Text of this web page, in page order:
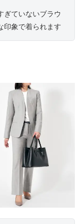
ぎていないブラウ
印象で着られます